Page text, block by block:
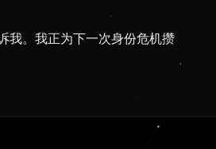
我。我正为下一次身份危机攒